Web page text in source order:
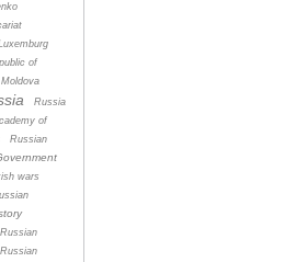
of
Russia
of
Russian
wars
Russian
Russian